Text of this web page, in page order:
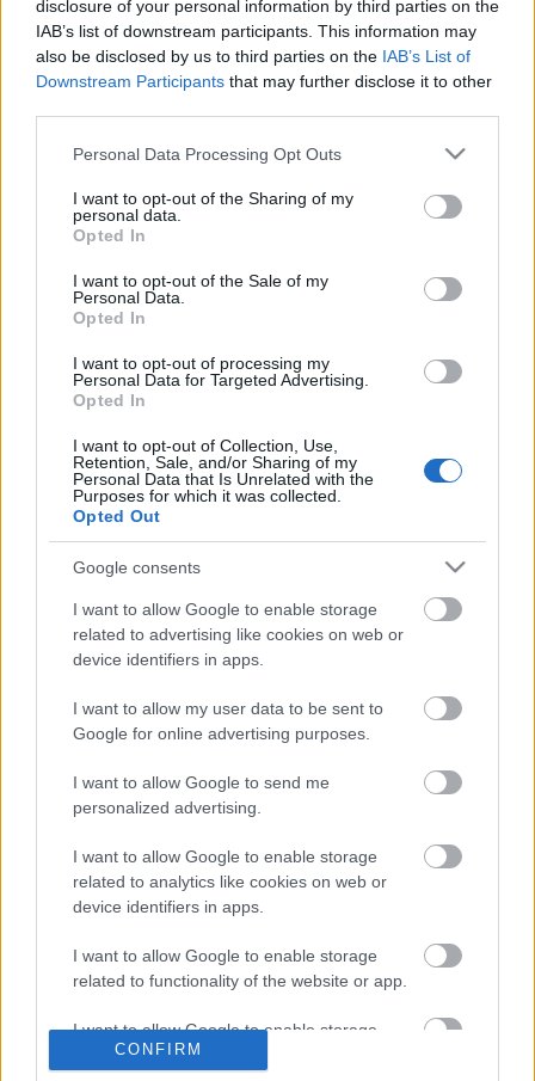
disclosure of your personal information by third parties on the
IAB’s list of downstream participants. This information may
also be disclosed by us to third parties on the IAB’s List of
Downstream Participants that may further disclose it to other
Please note that this website/app uses one or more Google
not limited to your visit or usage behaviour. You may click to
grant or deny consent to Google and its third-party tags to
use your data for below specified purposes in below Google
consent section.
Personal Data Processing Opt Outs
I want to opt-out of the Sharing of my
personal data.
Opted In
I want to opt-out of the Sale of my
Personal Data.
Opted In
I want to opt-out of processing my
Personal Data for Targeted Advertising.
Opted In
I want to opt-out of Collection, Use,
Retention, Sale, and/or Sharing of my
Personal Data that Is Unrelated with the
Purposes for which it was collected.
Opted Out
Google consents
I want to allow Google to enable storage
related to advertising like cookies on web or
device identifiers in apps.
I want to allow my user data to be sent to
Google for online advertising purposes.
I want to allow Google to send me
personalized advertising.
I want to allow Google to enable storage
related to analytics like cookies on web or
device identifiers in apps.
I want to allow Google to enable storage
related to functionality of the website or app.
I want to allow Google to enable storage
related to personalization.
CONFIRM
Ötvös Gábor
színpadain állt a dobogón, Bécs, London, Róma,
Santiago de Chile, Toronto, New York és Sydney
legnevesebb zenekarait vezényelte. Az Operában
BerliozFantasztikus szimfóniáját dirigálja aPinchas
Steinbergelnök-karnagy vezetésével működő
Az est szólistája
Waterloo-ban és Antwerpenben folytatta, utóbbit
kitüntetéssel végezte. Fiatal kora ellenére Szűcs Máté
olyan zenekarokkal játszhatott együtt, mint a
Frankfurti Rádió Szimfonikus Zenekara, a Drezdai
jelenleg pedig a Berlini Filharmonikusok brácsása.
Forrás: Operaház
Ajánlott bejegyzések: